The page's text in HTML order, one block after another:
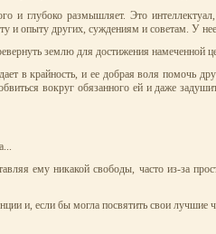
и глубоко размышляет. Это
опыту других, суждениям и советам. У нее
землю для достижения намеченной
крайность, и ее добрая воля помочь
вокруг обязанного ей и даже
ему никакой свободы, часто из-за
и, если бы могла посвятить свои лучшие